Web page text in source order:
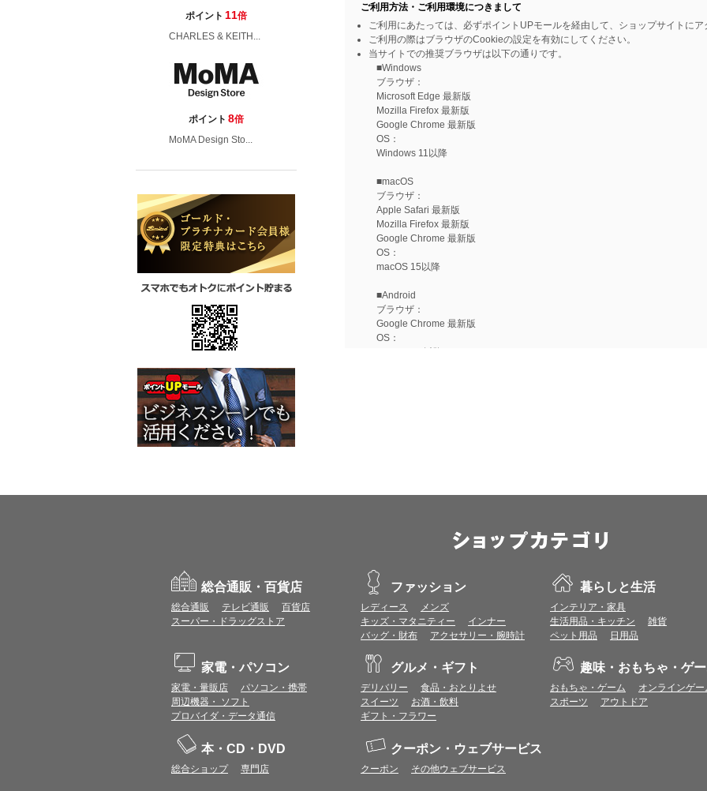
ポイント 11倍
CHARLES & KEITH...
ポイント 8倍
MoMA Design Sto...
ご利用方法・ご利用環境につきまして
ご利用にあたっては、必ずポイントUPモールを経由して、ショップサイトにア
ご利用の際はブラウザのCookieの設定を有効にしてください。
当サイトでの推奨ブラウザは以下の通りです。
■Windows
ブラウザ：
Microsoft Edge 最新版
Mozilla Firefox 最新版
Google Chrome 最新版
OS：
Windows 11以降
■macOS
ブラウザ：
Apple Safari 最新版
Mozilla Firefox 最新版
Google Chrome 最新版
OS：
macOS 15以降
■Android
ブラウザ：
Google Chrome 最新版
OS：
Android 15以降
ます。
＜CookieやJavaScriptについて＞
ポイント付与につきまして
ワールドプレゼントのポイント通常1倍分に加え、上乗せとなる1〜19倍分のポ
ントとして付与いたします。
プレミアムポイント付与の対象は、商品代金のみ（税・送料等を除く）となりま
プレミアムポイントの付与予定時期は、カードご利用代金のご請求月と異なる
とに異なりますので、各ショップのショップ詳細ページにてご確認ください。
200円のご利用につき1ポイントとして計算されるため、一部の法人カード等に
が異なる場合があります。
対象サイトにアクセス後、カード決済前に別サイトにアクセスした場合は、ポ
商品をキャンセル・返品した場合は、プレミアムポイント付与の対象となりませ
同一ショップで複数回ご利用される場合は、1回のご利用ごとにポイントUPモ
プレミアムポイントはワールドプレゼントのポイントとして景品等に交換できま
総合通販・百貨店
総合通販 テレビ通販
百貨店
スーパー・ドラッグストア
ファッション
レディース
メンズ
キッズ・マタニティー
インナー
バッグ・財布
アクセサリー・腕時計
暮らしと生活
インテリア・家具
生活用品・キッチン
雑貨
ペット用品
日用品
家電・パソコン
家電・量販店
パソコン・携帯
周辺機器・ ソフト
プロバイダ・データ通信
グルメ・ギフト
デリバリー
食品・おとりよせ
スイーツ
お酒・飲料
ギフト・フラワー
趣味・おもちゃ・ゲ
おもちゃ・ゲーム
オンラインゲー
スポーツ
アウトドア
本・CD・DVD
総合ショップ 専門店
クーポン・ウェブサービス
クーポン その他ウェブサービス